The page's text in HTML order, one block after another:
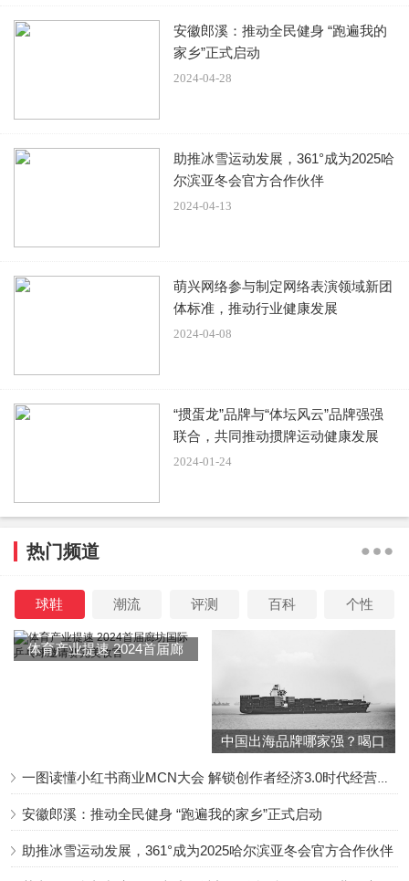
而《封神》除了本周遇到的《热烈》，还有下周吴京的《巨
齿鲨2》虎视眈眈，吴京自然不用说，目前华语票房号召力
力很难说。
《封神》回本只有一条路，那就是凭借口碑走票房长线！
要爆了？
截止7月28号7点，《热烈》上映7小时单日票房破2466万，
1.2亿，导致《热烈》上映首日累计票房已经高达1.49亿。
《热烈》的宣发几乎照抄王宝强的《八角笼中》，正式上映
房成绩显得极为好看，但跟《八角笼中》一边倒好评不一样
的，《热烈》在网络和现实的热度是不一样的。
《热烈》在购票平台的点映评分高达9.7！
妥妥的暑期档口碑第一神作，上映之前甚至有媒体喊出了30
亿的预测票房，更有大胆的说要打破吴京《长津湖》的影史
剧片，还是内地观众不怎么熟悉的街舞题材，破影史纪录的
概率几乎为零。
安徽郎溪：推动全民健身 “跑遍我的
家乡”正式启动
2024-04-28
助推冰雪运动发展，361°成为2025哈
尔滨亚冬会官方合作伙伴
2024-04-13
萌兴网络参与制定网络表演领域新团
体标准，推动行业健康发展
2024-04-08
“掼蛋龙”品牌与“体坛风云”品牌强强
联合，共同推动掼牌运动健康发展
2024-01-24
热门频道
球鞋 潮流 评测 百科 个性
体育产业提速 2024首届廊
中国出海品牌哪家强？喝口
安徽郎溪：推动全民健身 “跑遍我的家乡”正式启动
助推冰雪运动发展，361°成为2025哈尔滨亚冬会官方合作伙伴